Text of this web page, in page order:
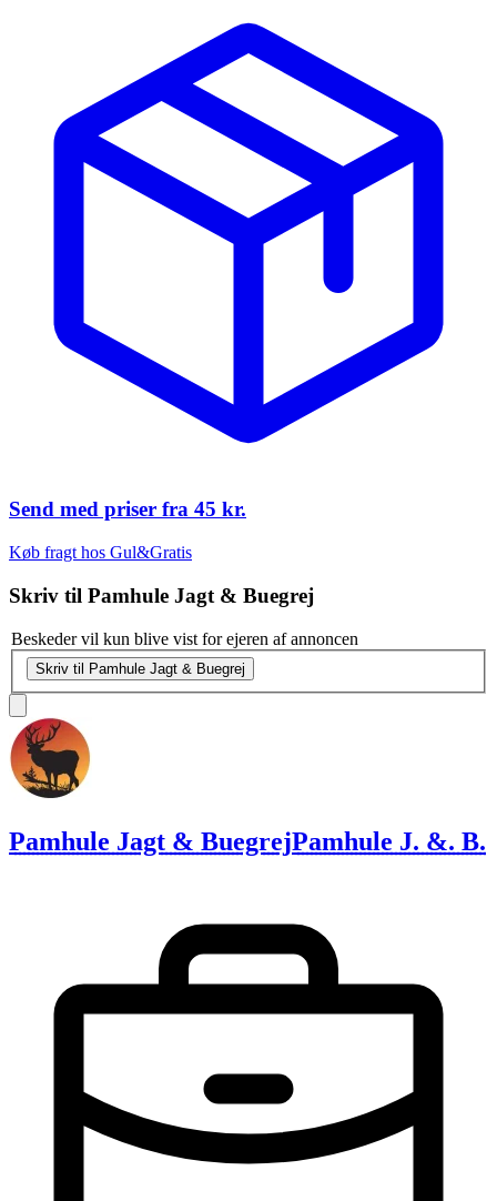
Send med priser fra 45 kr.
Køb fragt hos Gul&Gratis
Skriv til Pamhule Jagt & Buegrej
Beskeder vil kun blive vist for ejeren af annoncen
Skriv til Pamhule Jagt & Buegrej
Pamhule Jagt & BuegrejPamhule J. &. B.